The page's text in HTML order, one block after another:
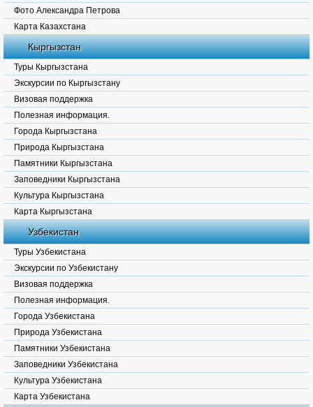
Фото Александра Петрова
Карта Казахстана
Кыргызстан
Туры Кыргызстана
Экскурсии по Кыргызстану
Визовая поддержка
Полезная информация.
Города Кыргызстана
Природа Кыргызстана
Памятники Кыргызстана
Заповедники Кыргызстана
Культура Кыргызстана
Карта Кыргызстана
Узбекистан
Туры Узбекистана
Экскурсии по Узбекистану
Визовая поддержка
Полезная информация.
Города Узбекистана
Природа Узбекистана
Памятники Узбекистана
Заповедники Узбекистана
Культура Узбекистана
Карта Узбекистана